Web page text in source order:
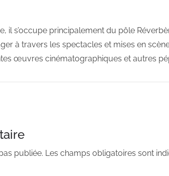
il s’occupe principalement du pôle
à travers les spectacles et mises en
œuvres cinématographiques et autres
publiée. Les champs obligatoires sont